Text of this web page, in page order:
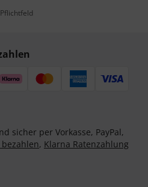
sicher per Vorkasse, PayPal,
, Klarna Ratenzahlung